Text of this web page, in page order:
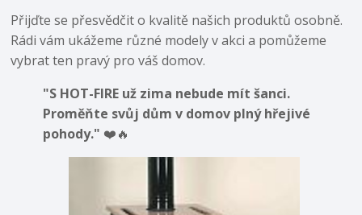
Přijďte se přesvědčit o kvalitě našich produktů osobně.
Rádi vám ukážeme různé modely v akci a pomůžeme
vybrat ten pravý pro váš domov.
"S HOT-FIRE už zima nebude mít šanci.
Proměňte svůj dům v domov plný hřejivé
pohody." ❤️🔥